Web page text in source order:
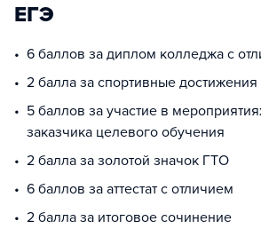
ЕГЭ
6 баллов за диплом колледжа с
2 балла за спортивные достижения
5 баллов за участие в
заказчика целевого обучения
2 балла за золотой значок ГТО
6 баллов за аттестат с отличием
2 балла за итоговое сочинение